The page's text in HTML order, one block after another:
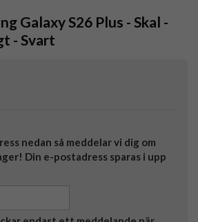
Galaxy S26 Plus - Skal -
- Svart
nedan så meddelar vi dig om
Din e-postadress sparas i upp